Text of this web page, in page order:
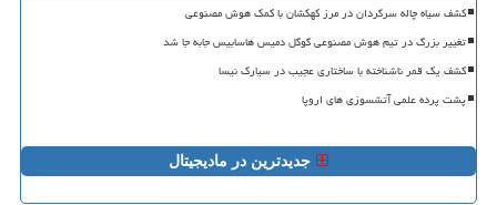
کشف سیاه چاله سرگردان در مرز کهکشان با کمک هوش مصنوعی
تغییر بزرگ در تیم هوش مصنوعی گوگل دمیس هاسابیس جابه جا شد
کشف یک قمر ناشناخته با ساختاری عجیب در سیارک نیسا
پشت پرده علمی آتشسوزی های اروپا
جدیدترین در مادیجیتال